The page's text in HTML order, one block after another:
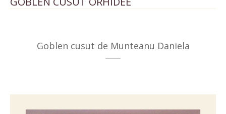
Goblen cusut de Munteanu Daniela